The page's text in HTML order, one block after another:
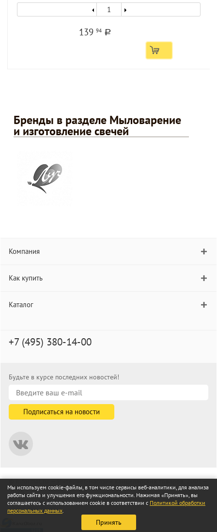
13994 a
Бренды в разделе Мыловарение
и изготовление свечей
Компания
Как купить
Каталог
+7 (495) 380-14-00
Будьте в курсе последних новостей!
© informat.ru — Интернет-магазин канцелярских товаров. 2001—
2026
Все права защищены
Мы используем cookie-файлы, в том числе сервисы веб-аналитики, для анализа
работы сайта и улучшения его функциональности. Нажимая «Принять», вы
соглашаетесь с использованием cookie в соответствии с Политикой обработки
персональных данных.
Принять